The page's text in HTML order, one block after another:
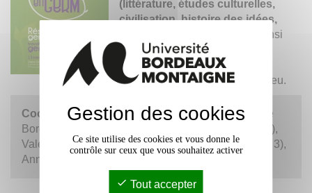
(littérature, études culturelles,
civilisation, histoire des idées,
, ainsi
qu’à toutes les perspectives
auxquelles leurs croisements
pourraient et pourront donner lieu.
Coorganisation: Hélène Camarade(Université
Bordeaux Montaigne, unité de recherche
),
Valérie Dubslaff (Rennes 2), Sibylle Goepper (lyon 3),
Anne-Laure Briatte (Sorbonne).
Gestion des cookies
Ce site utilise des cookies et vous donne le
contrôle sur ceux que vous souhaitez activer
Tout accepter